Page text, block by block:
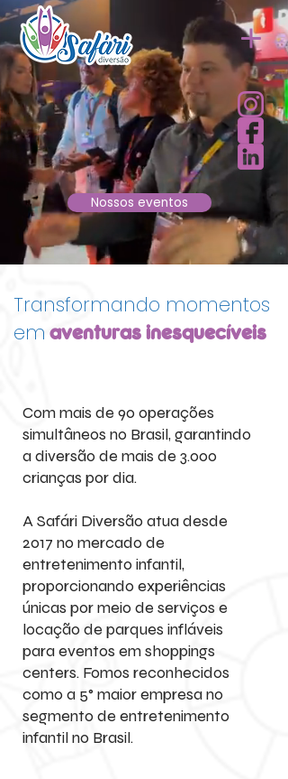
Nossos eventos
Transformando momentos
em aventuras inesquecíveis
Com mais de 90 operações
simultâneos no Brasil, garantindo
a diversão de mais de 3.000
crianças por dia.
A Safári Diversão atua desde
2017 no mercado de
entretenimento infantil,
proporcionando experiências
únicas por meio de serviços e
locação de parques infláveis
para eventos em shoppings
centers. Fomos reconhecidos
como a 5° maior empresa no
segmento de entretenimento
infantil no Brasil.